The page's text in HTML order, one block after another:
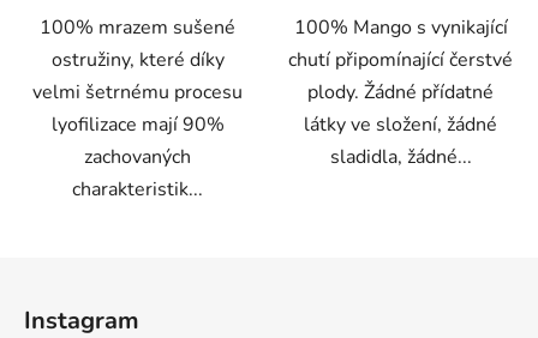
100% mrazem sušené
ostružiny, které díky
velmi šetrnému procesu
lyofilizace mají 90%
zachovaných
charakteristik...
100% Mango s vynikající
chutí připomínající čerstvé
plody. Žádné přídatné
látky ve složení, žádné
sladidla, žádné...
Instagram